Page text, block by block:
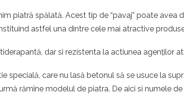
piatră spălată. Acest tip de “pavaj” poate avea
astfel una dintre cele mai atractive
dar si rezistenta la actiunea agenților
specială, care nu lasă betonul să se usuce la
rămîne modelul de piatra. De aici si numele